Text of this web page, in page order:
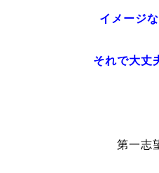
イメージ
それで大丈
第一志